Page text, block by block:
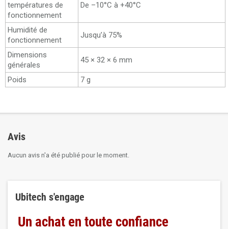
températures de
fonctionnement
De –10°C à +40°C
Humidité de
fonctionnement
Jusqu’à 75%
Dimensions
générales
45 × 32 × 6 mm
Poids 7 g
Avis
Aucun avis n'a été publié pour le moment.
Ubitech s'engage
Un achat en toute confiance